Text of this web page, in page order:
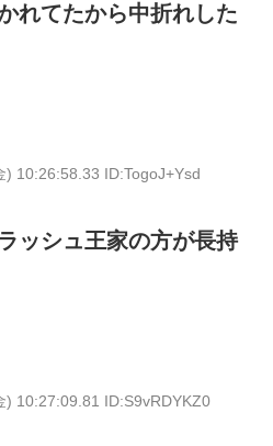
れてたから中折れした
) 10:26:58.33 ID:TogoJ+Ysd
ッシュ王家の方が長持
) 10:27:09.81 ID:S9vRDYKZ0